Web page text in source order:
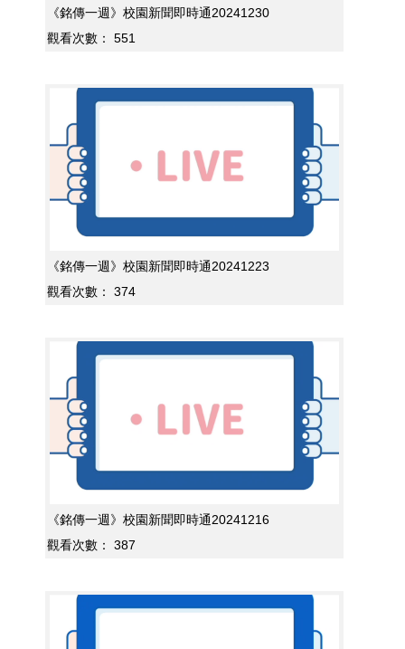
《銘傳一週》校園新聞即時通20241230
觀看次數：
551
《銘傳一週》校園新聞即時通20241223
觀看次數：
374
《銘傳一週》校園新聞即時通20241216
觀看次數：
387